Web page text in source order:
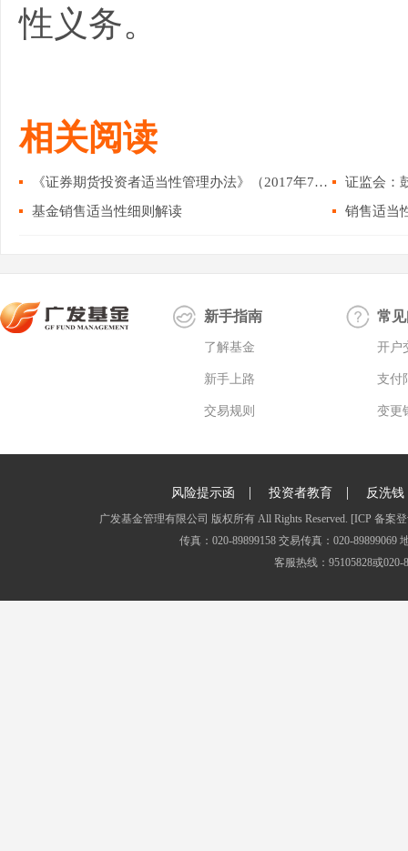
性义务。
相关阅读
《证券期货投资者适当性管理办法》（2017年7月...
证监会：
基金销售适当性细则解读
新手指南
了解基金
新手上路
交易规则
常
开户
支付
变更
风险提示函 | 投资者教育 | 反洗钱
广发基金管理有限公司 版权所有 All Rights Reserved. [ICP 备案
传真：020-89899158 交易传真：020-
客服热线：95105828或020-